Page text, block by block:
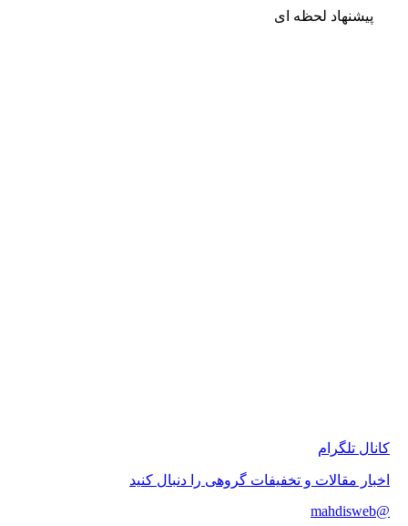
لحظه ای
تلگرام
مقالات و تخفیفات گروهی را دنبال کنید